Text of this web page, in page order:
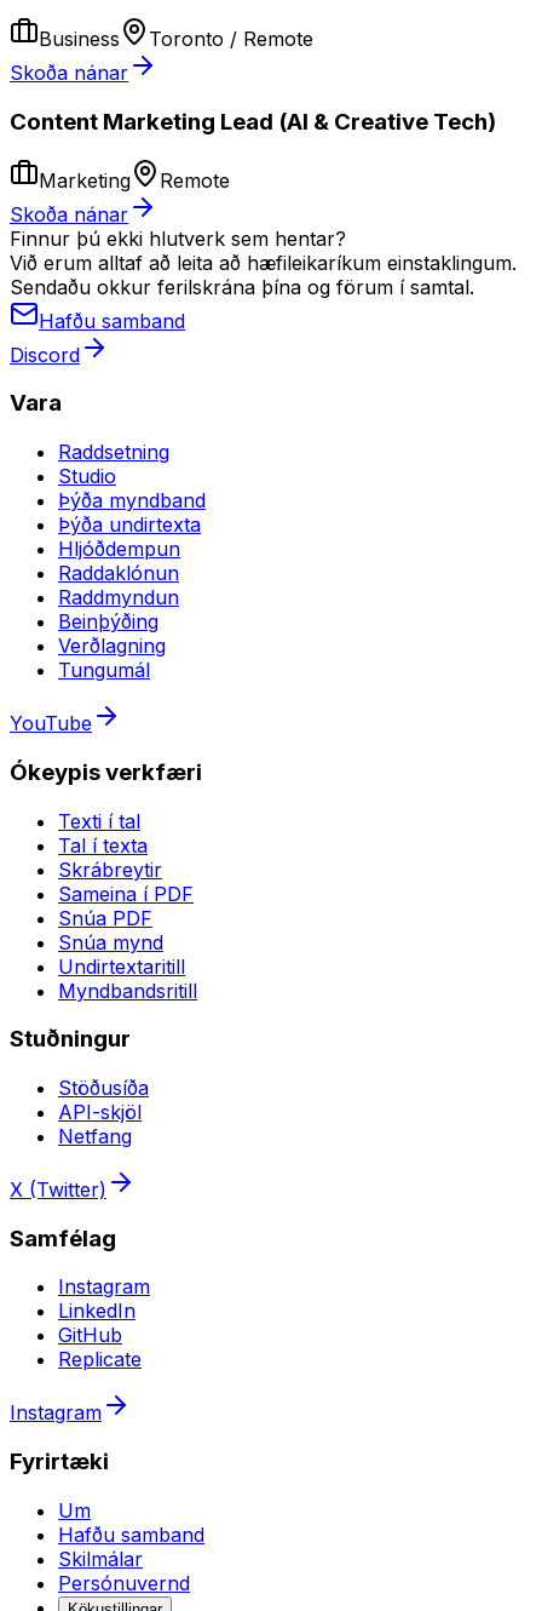
Business
Toronto / Remote
Skoða nánar
Content Marketing Lead (AI & Creative Tech)
Marketing
Remote
Skoða nánar
Finnur þú ekki hlutverk sem hentar?
Við erum alltaf að leita að hæfileikaríkum einstaklingum.
Sendaðu okkur ferilskrána þína og förum í samtal.
Hafðu samband
Discord
Vara
Raddsetning
Studio
Þýða myndband
Þýða undirtexta
Hljóðdempun
Raddaklónun
Raddmyndun
Beinþýðing
Verðlagning
Tungumál
YouTube
Ókeypis verkfæri
Texti í tal
Tal í texta
Skrábreytir
Sameina í PDF
Snúa PDF
Snúa mynd
Undirtextaritill
Myndbandsritill
Stuðningur
Stöðusíða
API-skjöl
Netfang
X (Twitter)
Samfélag
Instagram
LinkedIn
GitHub
Replicate
Instagram
Fyrirtæki
Um
Hafðu samband
Skilmálar
Persónuvernd